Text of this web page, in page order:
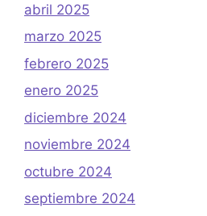
abril 2025
marzo 2025
febrero 2025
enero 2025
diciembre 2024
noviembre 2024
octubre 2024
septiembre 2024